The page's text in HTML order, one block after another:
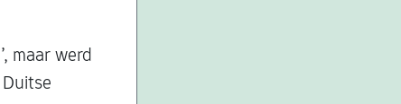
maar werd